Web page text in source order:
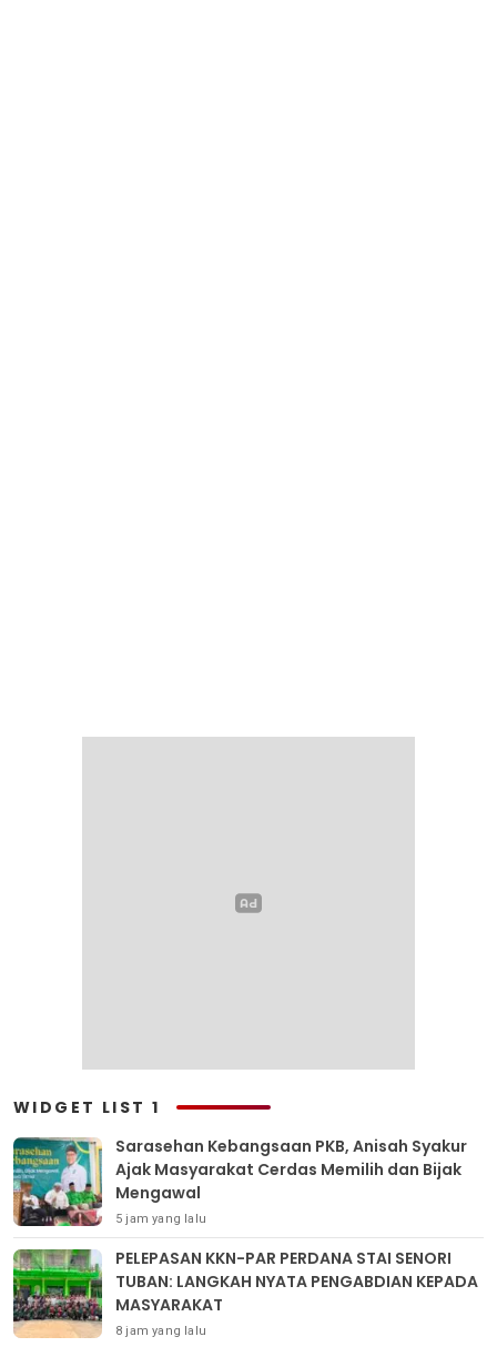
WIDGET LIST 1
Sarasehan Kebangsaan PKB, Anisah Syakur
Ajak Masyarakat Cerdas Memilih dan Bijak
Mengawal
5 jam yang lalu
PELEPASAN KKN-PAR PERDANA STAI SENORI
TUBAN: LANGKAH NYATA PENGABDIAN KEPADA
MASYARAKAT
8 jam yang lalu